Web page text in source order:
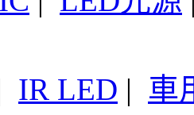
IR LED | 車